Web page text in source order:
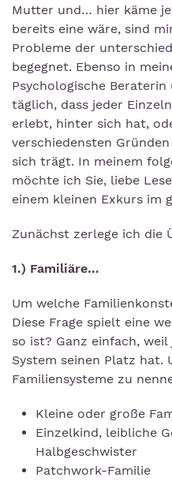
Mutter und… hier käme
bereits eine wäre, sind
Probleme der
begegnet. Ebenso in
Psychologische
täglich, dass jeder
erlebt, hinter sich hat,
verschiedensten
sich trägt. In meinem
möchte ich Sie, liebe
einem kleinen Exkurs im
Zunächst zerlege ich die
1.) Familiäre…
Um welche
Diese Frage spielt eine
so ist? Ganz einfach,
System seinen Platz hat.
Familiensysteme zu
Kleine oder große
Einzelkind, leibliche
Halbgeschwister
Patchwork-Familie